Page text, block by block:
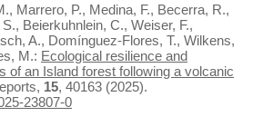
Marrero, P., Medina, F., Becerra, R.,
Beierkuhnlein, C., Weiser, F.,
A., Domínguez-Flores, T., Wilkens,
M.: Ecological resilience and
of an Island forest following a volcanic
15, 40163 (2025).
23807-0